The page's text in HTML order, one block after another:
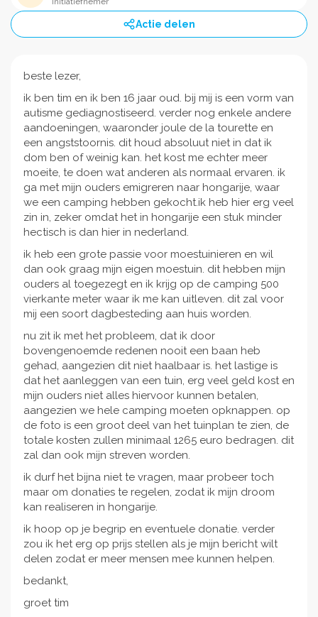
Actie delen
beste lezer,
ik ben tim en ik ben 16 jaar oud. bij mij is een vorm van
autisme gediagnostiseerd. verder nog enkele andere
aandoeningen, waaronder joule de la tourette en
een angststoornis. dit houd absoluut niet in dat ik
dom ben of weinig kan. het kost me echter meer
moeite, te doen wat anderen als normaal ervaren. ik
ga met mijn ouders emigreren naar hongarije, waar
we een camping hebben gekocht.ik heb hier erg veel
zin in, zeker omdat het in hongarije een stuk minder
hectisch is dan hier in nederland.
ik heb een grote passie voor moestuinieren en wil
dan ook graag mijn eigen moestuin. dit hebben mijn
ouders al toegezegt en ik krijg op de camping 500
vierkante meter waar ik me kan uitleven. dit zal voor
mij een soort dagbesteding aan huis worden.
nu zit ik met het probleem, dat ik door
bovengenoemde redenen nooit een baan heb
gehad, aangezien dit niet haalbaar is. het lastige is
dat het aanleggen van een tuin, erg veel geld kost en
mijn ouders niet alles hiervoor kunnen betalen,
aangezien we hele camping moeten opknappen. op
de foto is een groot deel van het tuinplan te zien, de
totale kosten zullen minimaal 1265 euro bedragen. dit
zal dan ook mijn streven worden.
ik durf het bijna niet te vragen, maar probeer toch
maar om donaties te regelen, zodat ik mijn droom
kan realiseren in hongarije.
ik hoop op je begrip en eventuele donatie. verder
zou ik het erg op prijs stellen als je mijn bericht wilt
delen zodat er meer mensen mee kunnen helpen.
bedankt,
groet tim